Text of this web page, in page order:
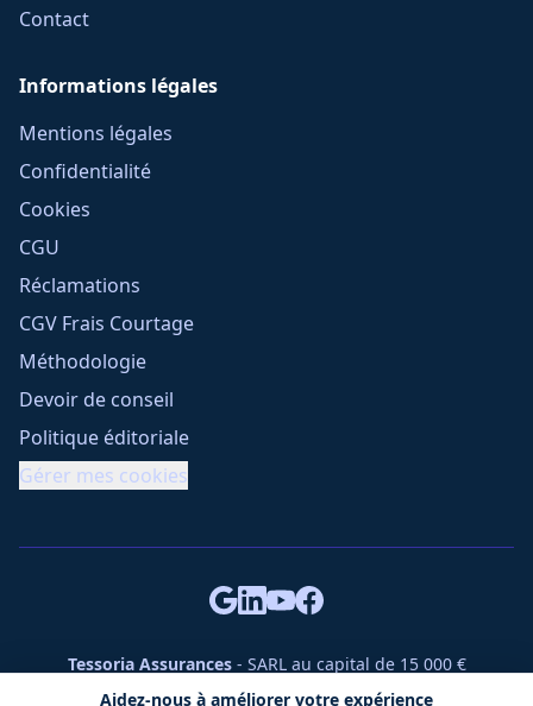
Aidez-nous à améliorer votre expérience
Contact
Informations légales
Mentions légales
Confidentialité
Cookies
CGU
Réclamations
CGV Frais Courtage
Méthodologie
Devoir de conseil
Politique éditoriale
Gérer mes cookies
Tessoria Assurances- SARL au capital de 15 000 €
ORIAS n° 25007309 - RCS 990 206 179 - Membre du réseau